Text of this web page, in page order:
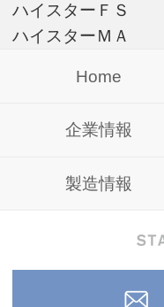
ハイスターＦＳ
ハイスターＭＡ
Home
企業情報
製造情報